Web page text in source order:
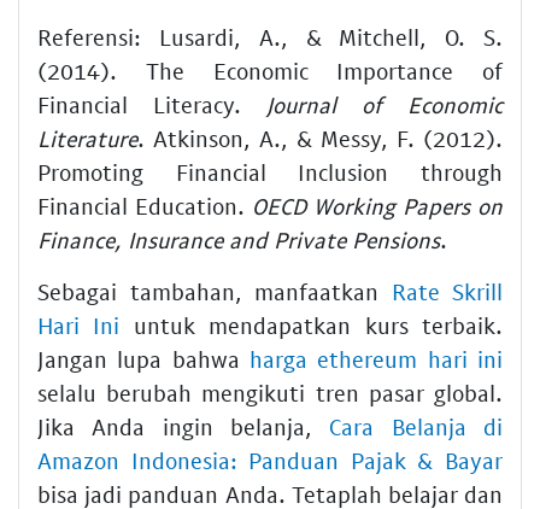
Referensi: Lusardi, A., & Mitchell, O. S.
(2014). The Economic Importance of
Financial Literacy. Journal of Economic
Literature. Atkinson, A., & Messy, F. (2012).
Promoting Financial Inclusion through
Financial Education. OECD Working Papers on
Finance, Insurance and Private Pensions.
Sebagai tambahan, manfaatkan Rate Skrill
Hari Ini untuk mendapatkan kurs terbaik.
Jangan lupa bahwa harga ethereum hari ini
selalu berubah mengikuti tren pasar global.
Jika Anda ingin belanja, Cara Belanja di
Amazon Indonesia: Panduan Pajak & Bayar
bisa jadi panduan Anda. Tetaplah belajar dan